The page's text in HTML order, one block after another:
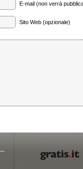
E-mail (non verrà
Sito Web (opzionale)